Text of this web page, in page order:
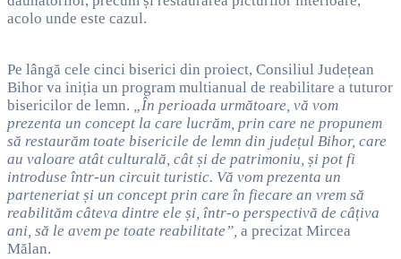
acolo unde este cazul.
Pe lângă cele cinci biserici din proiect, Consiliul Județean
Bihor va iniția un program multianual de reabilitare a tuturor
bisericilor de lemn. „În perioada următoare, vă vom
prezenta un concept la care lucrăm, prin care ne propunem
să restaurăm toate bisericile de lemn din județul Bihor, care
au valoare atât culturală, cât și de patrimoniu, și pot fi
introduse într-un circuit turistic. Vă vom prezenta un
parteneriat și un concept prin care în fiecare an vrem să
reabilităm câteva dintre ele și, într-o perspectivă de câțiva
ani, să le avem pe toate reabilitate”, a precizat Mircea
Mălan.